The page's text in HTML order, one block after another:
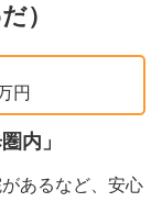
）
円
内」
あるなど、安心